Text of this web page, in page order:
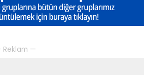
Reklam —